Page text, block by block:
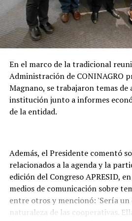
En el marco de la tradicional
Administración de CONINAGRO
Magnano, se trabajaron temas de
institución junto a informes
de la entidad.
Además, el Presidente comentó
relacionados a la agenda y la
edición del Congreso APRESID,
medios de comunicación sobre
entre otros y mencionó: 'Sería
naturaleza de las cooperativas.